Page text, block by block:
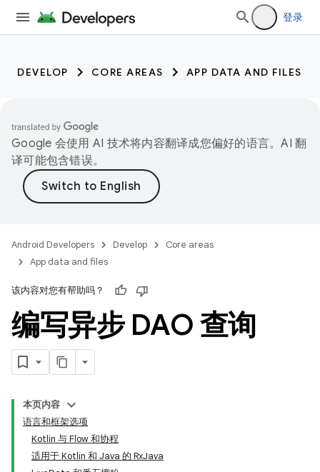
登录
DEVELOP CORE AREAS APP DATA AND FILES
Google 会使用 AI 技术将内容翻译成您偏好的语言。AI 翻
译可能包含错误。
Android Developers Develop
Core areas
App data and files
该内容对您有帮助吗？
编写异步 DAO 查询
本页内容
语言和框架选项
Kotlin 与 Flow 和协程
适用于 Kotlin 和 Java 的 RxJava